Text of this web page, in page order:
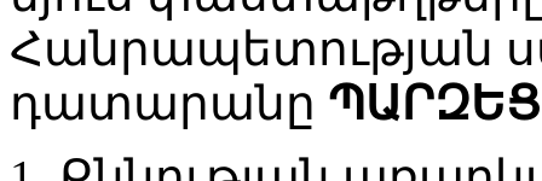
Հանրապետության
դատարանը ՊԱՐԶԵՑ